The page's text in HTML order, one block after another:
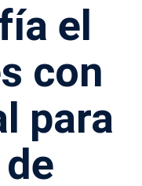
el
con
para